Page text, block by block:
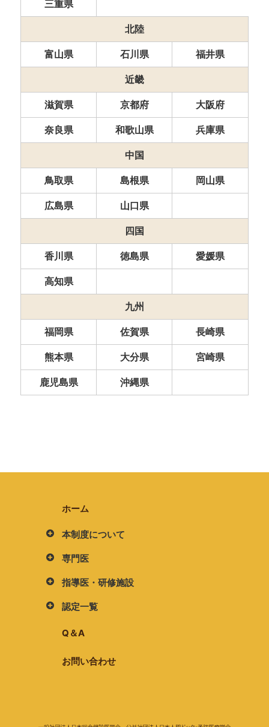
三重県
北陸
富山県 石川県 福井県
近畿
滋賀県 京都府 大阪府
奈良県 和歌山県 兵庫県
中国
鳥取県 島根県 岡山県
広島県 山口県
四国
香川県 徳島県 愛媛県
高知県
九州
福岡県 佐賀県 長崎県
熊本県 大分県 宮崎県
鹿児島県 沖縄県
ホーム
本制度について
専門医
指導医・研修施設
認定一覧
Q＆A
お問い合わせ